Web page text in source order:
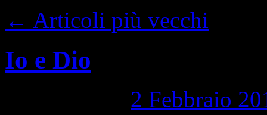
← Articoli più vecchi
Io e Dio
2 Febbraio